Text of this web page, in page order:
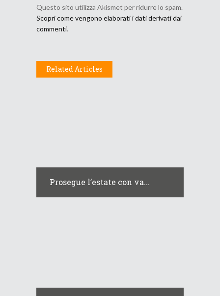
Questo sito utilizza Akismet per ridurre lo spam.
Scopri come vengono elaborati i dati derivati dai
commenti.
Related Articles
Prosegue l’estate con va...